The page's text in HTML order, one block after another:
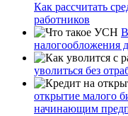
Как рассчитать
работников
налогообложения
уволиться без
открытие малого
начинающим